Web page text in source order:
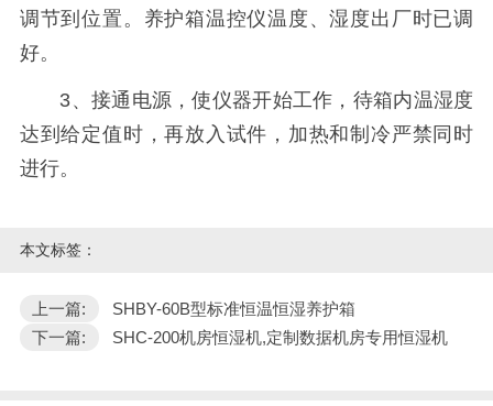
调节到位置。养护箱温控仪温度、湿度出厂时已调
好。
3、接通电源，使仪器开始工作，待箱内温湿度
达到给定值时，再放入试件，加热和制冷严禁同时
进行。
本文标签：
上一篇:
SHBY-60B型标准恒温恒湿养护箱
下一篇:
SHC-200机房恒湿机,定制数据机房专用恒湿机